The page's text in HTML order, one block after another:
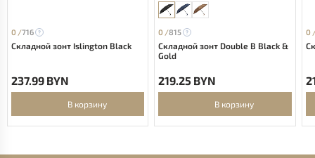
0 /716
Складной зонт Islington Black
237.99 BYN
В корзину
0 /815
Складной зонт Double B Black &
Gold
219.25 BYN
В корзину
0